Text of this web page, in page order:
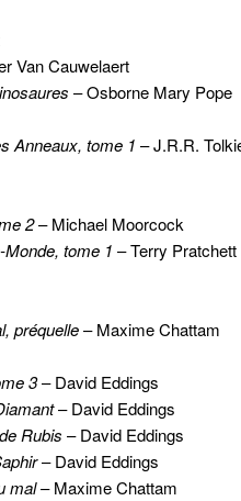
Van Cauwelaert
–Osborne Mary Pope
Anneaux, tome 1 – J.R.R.
2– Michael Moorcock
tome 1 – Terry Pratchett
préquelle– Maxime Chattam
3– David Eddings
– David Eddings
Rubis – David Eddings
– David Eddings
mal– Maxime Chattam